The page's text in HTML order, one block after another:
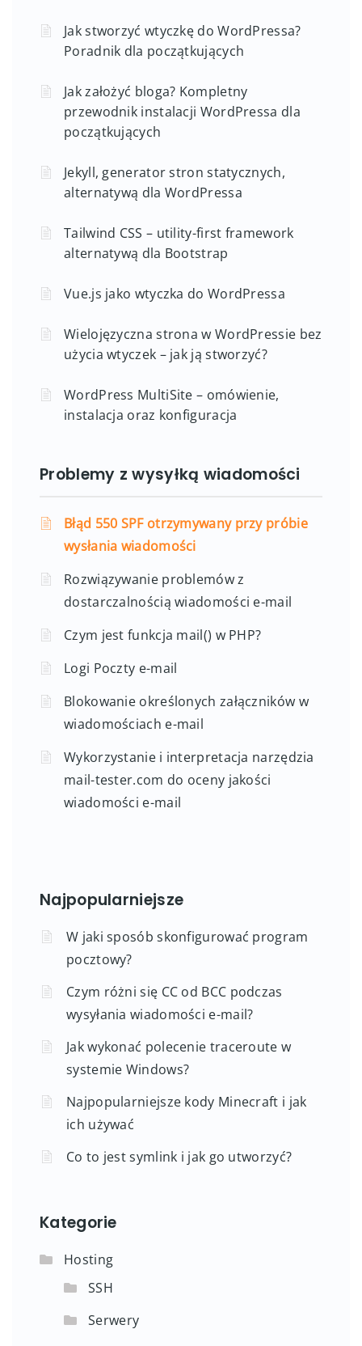
Jak stworzyć wtyczkę do WordPressa?
Poradnik dla początkujących
Jak założyć bloga? Kompletny
przewodnik instalacji WordPressa dla
początkujących
Jekyll, generator stron statycznych,
alternatywą dla WordPressa
Tailwind CSS – utility-first framework
alternatywą dla Bootstrap
Vue.js jako wtyczka do WordPressa
Wielojęzyczna strona w WordPressie bez
użycia wtyczek – jak ją stworzyć?
WordPress MultiSite – omówienie,
instalacja oraz konfiguracja
Problemy z wysyłką wiadomości
Błąd 550 SPF otrzymywany przy próbie
wysłania wiadomości
Rozwiązywanie problemów z
dostarczalnością wiadomości e-mail
Czym jest funkcja mail() w PHP?
Logi Poczty e-mail
Blokowanie określonych załączników w
wiadomościach e-mail
Wykorzystanie i interpretacja narzędzia
mail-tester.com do oceny jakości
wiadomości e-mail
Najpopularniejsze
W jaki sposób skonfigurować program
pocztowy?
Czym różni się CC od BCC podczas
wysyłania wiadomości e-mail?
Jak wykonać polecenie traceroute w
systemie Windows?
Najpopularniejsze kody Minecraft i jak
ich używać
Co to jest symlink i jak go utworzyć?
Kategorie
Hosting
SSH
Serwery